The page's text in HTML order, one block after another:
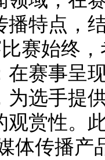
播特点，
比赛始终
在赛事呈
为选手提
观赏性。
体传播